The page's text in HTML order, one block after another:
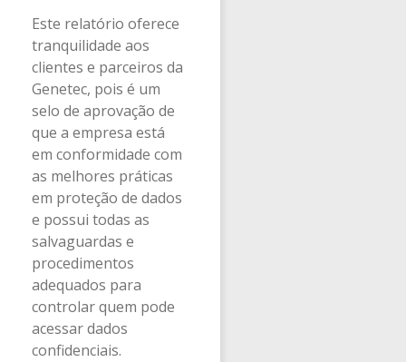
Este relatório oferece
tranquilidade aos
clientes e parceiros da
Genetec, pois é um
selo de aprovação de
que a empresa está
em conformidade com
as melhores práticas
em proteção de dados
e possui todas as
salvaguardas e
procedimentos
adequados para
controlar quem pode
acessar dados
confidenciais.